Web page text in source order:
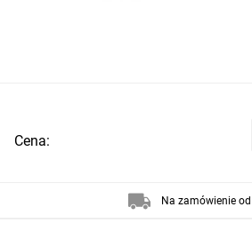
Cena:
Na zamówienie od